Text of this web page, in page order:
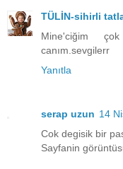
TÜLİN-sihirli
Mine'ciğim
canım.sevgilerr
Yanıtla
serap uzun 14
Cok degisik bir
Sayfanin